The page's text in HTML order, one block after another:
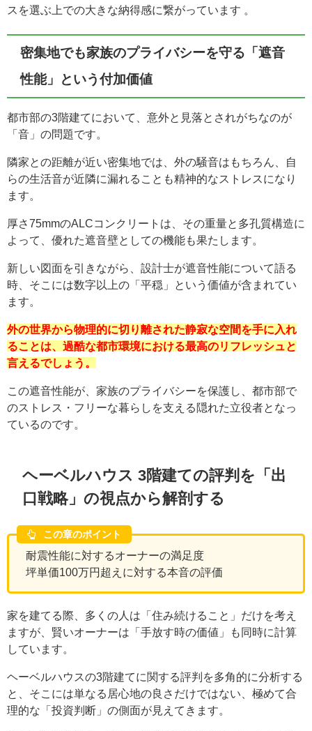
スを選ぶ上での大きな納得感に繋がっています 。
密集地でも家族のプライバシーを守る「遮音
性能」という付加価値
都市部の3階建てにおいて、意外と見落とされがちなのが
「音」の問題です。
隣家との距離が近い密集地では、外の騒音はもちろん、自
らの生活音が近隣に漏れることも精神的なストレスになり
ます。
厚さ75mmのALCコンクリートは、その重量と多孔質構造に
よって、優れた遮音壁としての機能も果たします。
新しい図面を引きながら、設計士が遮音性能について語る
時、そこには数字以上の「平穏」という価値が含まれてい
ます。
外の世界から物理的に切り離された静寂な空間を手に入れ
ることは、過酷な都市環境における最高のリフレッシュと
言えるでしょう。
この遮音性能が、家族のプライバシーを保護し、都市部で
のストレス・フリーな暮らしを支える隠れた立役者となっ
ているのです。
ヘーベルハウス 3階建ての評判を「出
口戦略」の視点から解剖する
この章のポイント
耐震性能に対するオーナーの満足度
坪単価100万円超えに対する本音の評価
家を建てる際、多くの人は「住み続けること」だけを考え
ますが、賢いオーナーは「手放す時の価値」も同時に計算
しています。
ヘーベルハウスの3階建てに関する評判を多角的に分析する
と、そこには単なる居心地の良さだけではない、極めて合
理的な「投資判断」の側面が見えてきます。